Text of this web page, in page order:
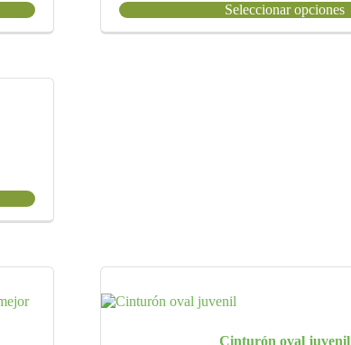
Seleccionar opciones
Cinturón oval juvenil